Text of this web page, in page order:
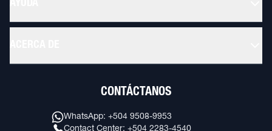
CONTÁCTANOS
WhatsApp: +504 9508-9953
Contact Center: +504 2283-4540